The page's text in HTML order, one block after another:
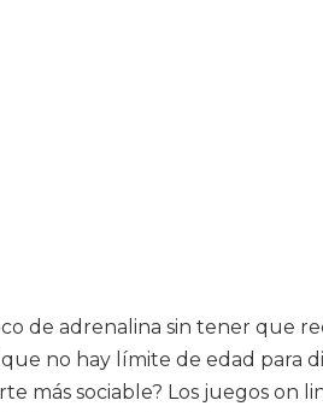
de adrenalina sin tener que
que no hay límite de edad para
más sociable? Los juegos on